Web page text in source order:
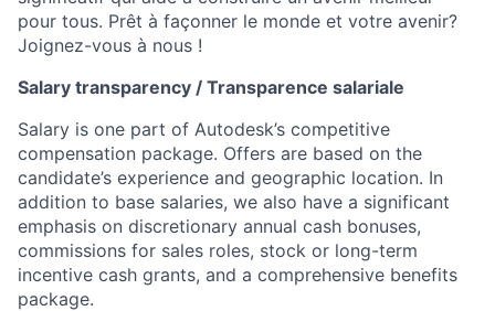
pour tous. Prêt à façonner le monde et votre avenir?
Joignez-vous à nous !
Salary transparency / Transparence salariale
Salary is one part of Autodesk’s competitive
compensation package. Offers are based on the
candidate’s experience and geographic location. In
addition to base salaries, we also have a significant
emphasis on discretionary annual cash bonuses,
commissions for sales roles, stock or long-term
incentive cash grants, and a comprehensive benefits
package.